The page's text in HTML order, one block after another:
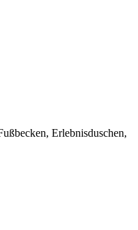
Erlebnisduschen,